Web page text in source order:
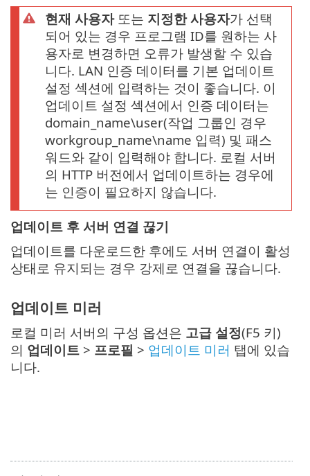
현재 사용자또는 지정한 사용자가 선택
되어 있는 경우 프로그램 ID를 원하는 사
용자로 변경하면 오류가 발생할 수 있습
니다. LAN 인증 데이터를 기본 업데이트
설정 섹션에 입력하는 것이 좋습니다. 이
업데이트 설정 섹션에서 인증 데이터는
domain_name\user(작업 그룹인 경우
workgroup_name\name 입력) 및 패스
워드와 같이 입력해야 합니다. 로컬 서버
의 HTTP 버전에서 업데이트하는 경우에
는 인증이 필요하지 않습니다.
업데이트 후 서버 연결 끊기
업데이트를 다운로드한 후에도 서버 연결이 활성
상태로 유지되는 경우 강제로 연결을 끊습니다.
업데이트 미러
로컬 미러 서버의 구성 옵션은 고급 설정(F5 키)
의 업데이트 > 프로필 > 업데이트 미러 탭에 있습
니다.